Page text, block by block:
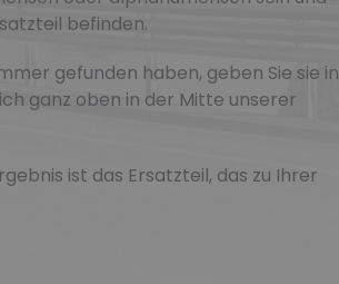
befinden.
gefunden haben, geben Sie sie in
ganz oben in der Mitte unserer
ist das Ersatzteil, das zu Ihrer